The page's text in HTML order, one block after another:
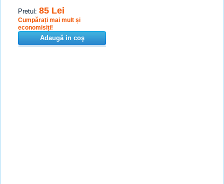
Pretul: 85 Lei
Cumpărați mai mult și
economisiți!
Adaugă in coş